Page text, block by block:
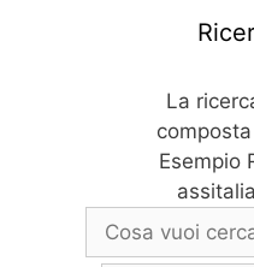
La
Esempio